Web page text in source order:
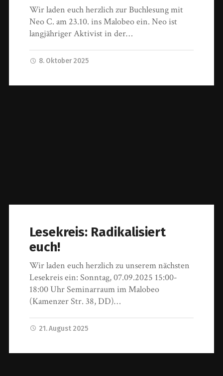
Wir laden euch herzlich zur Buchlesung mit
Neo C. am 23.10. ins Malobeo ein. Neo ist
langjähriger Aktivist in der…
8. Oktober 2025
Lesekreis: Radikalisiert
euch!
Wir laden euch herzlich zu unserem nächsten
Lesekreis ein: Sonntag, 07.09.2025 15:00-
18:00 Uhr Seminarraum im Malobeo
(Kamenzer Str. 38, DD)…
21. August 2025